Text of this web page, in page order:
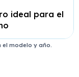
ideal para el
el modelo y año.